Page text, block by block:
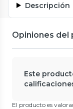
Descripción
Opiniones del
Este
El producto es